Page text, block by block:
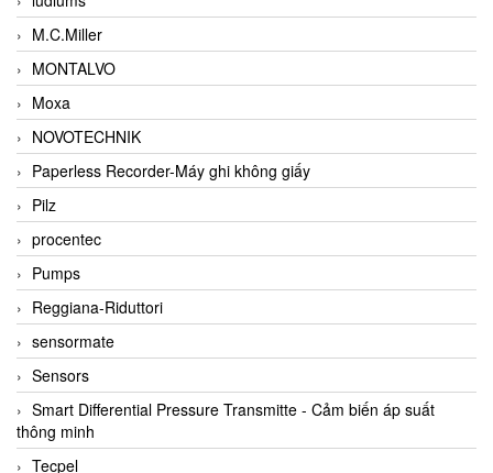
M.C.Miller
MONTALVO
Moxa
NOVOTECHNIK
Paperless Recorder-Máy ghi không giấy
Pilz
procentec
Pumps
Reggiana-Riduttori
sensormate
Sensors
Smart Differential Pressure Transmitte - Cảm biến áp suất
thông minh
Tecpel